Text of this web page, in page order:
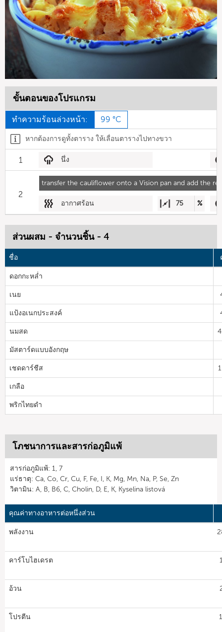
ขั้นตอนของโปรแกรม
ทำความร้อนล่วงหน้า: 99 °C
หากต้องการดูทั้งตาราง ให้เลื่อนตารางไปทางขวา
1 นึ่ง
transfer the cauliflower onto a Vision pan and add the
2
อากาศร้อน 75 %
ส่วนผสม - จำนวนชิ้น - 4
ชื่อ
ดอกกะหล่ำ
เนย
แป้งอเนกประสงค์
นมสด
มัสตาร์ดแบบอังกฤษ
เชดดาร์ชีส
เกลือ
พริกไทยดำ
โภชนาการและสารก่อภูมิแพ้
สารก่อภูมิแพ้: 1, 7
แร่ธาตุ: Ca, Co, Cr, Cu, F, Fe, I, K, Mg, Mn, Na, P, Se, Zn
วิตามิน: A, B, B6, C, Cholin, D, E, K, Kyselina listová
คุณค่าทางอาหารต่อหนึ่งส่วน
พลังงาน
คาร์โบไฮเดรต
อ้วน
โปรตีน